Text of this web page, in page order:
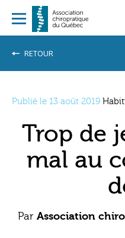
RETOUR
Publié le 13 août 2019
Trop de
mal au
Par Association